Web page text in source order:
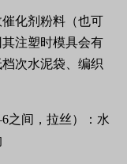
化剂粉料（也可
注塑时模具会有
次水泥袋、编织
6之间，拉丝）：水